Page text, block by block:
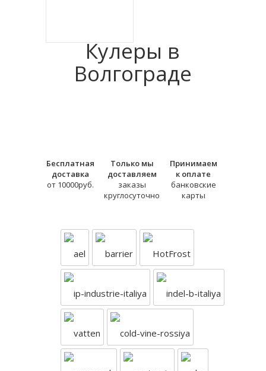
Кулеры в
Волгограде
Бесплатная
доставка
от 10000руб.
Только мы
доставляем
заказы
круглосуточно
Принимаем
к оплате
банковские
карты